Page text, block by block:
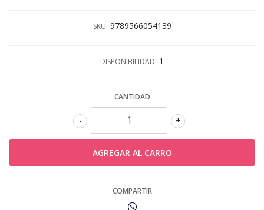
SKU: 9789566054139
DISPONIBILIDAD: 1
CANTIDAD
+
-
COMPARTIR